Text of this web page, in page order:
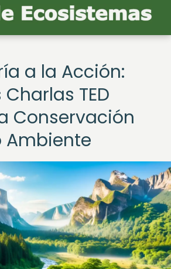
a la Acción:
TED
Conservación
Ambiente